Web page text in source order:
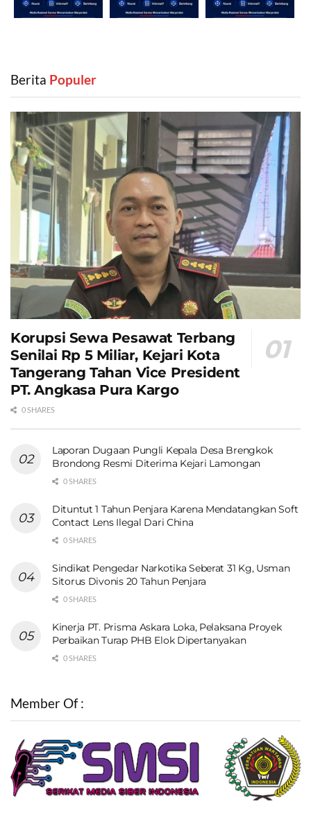
Berita ‎ Populer
Korupsi Sewa Pesawat Terbang
Senilai Rp 5 Miliar, Kejari Kota
Tangerang Tahan Vice President
PT. Angkasa Pura Kargo
0 SHARES
Laporan Dugaan Pungli Kepala Desa Brengkok
Brondong Resmi Diterima Kejari Lamongan
0 SHARES
Dituntut 1 Tahun Penjara Karena Mendatangkan Soft
Contact Lens Ilegal Dari China
0 SHARES
Sindikat Pengedar Narkotika Seberat 31 Kg, Usman
Sitorus Divonis 20 Tahun Penjara
0 SHARES
Kinerja PT. Prisma Askara Loka, Pelaksana Proyek
Perbaikan Turap PHB Elok Dipertanyakan
0 SHARES
Member Of :